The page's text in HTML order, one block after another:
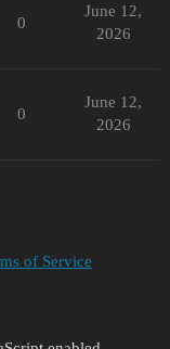
0
June 12,
2026
0
June 12,
2026
of Service